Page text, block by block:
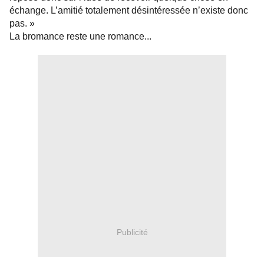
échange. L’amitié totalement désintéressée n’existe donc
pas. »
La bromance reste une romance...
Publicité